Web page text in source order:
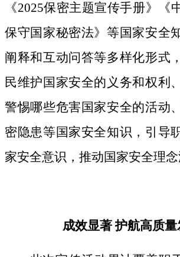
《2025保密主题宣传手册》《
保守国家秘密法》等国家安全
阐释和互动问答等多样化形式
民维护国家安全的义务和权利
警惕哪些危害国家安全的活动
密隐患等国家安全知识，引导
家安全意识，推动国家安全理念
成效显著护航高质量